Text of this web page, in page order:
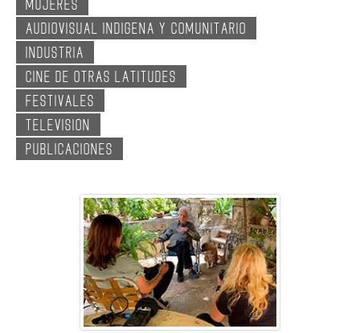
GALERIA
MUJERES
AUDIOVISUAL INDIGENA Y COMUNITARIO
INDUSTRIA
CINE DE OTRAS LATITUDES
FESTIVALES
TELEVISION
PUBLICACIONES